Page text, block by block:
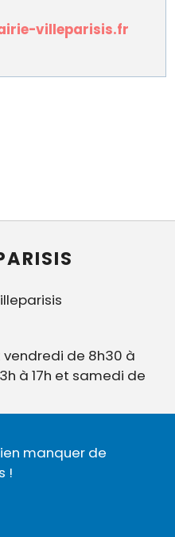
villeparisis.fr
vendredi de 8h30 à
à 17h et samedi de
manquer de
!